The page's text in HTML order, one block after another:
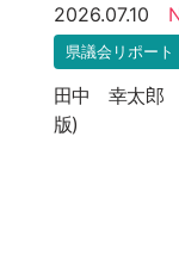
2026.07.10
県議会リポート
田中 幸太郎
版)